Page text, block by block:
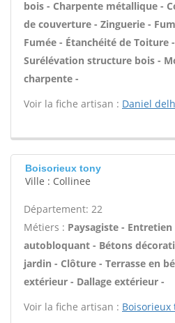
bois - Charpente métallique -
de couverture - Zinguerie -
Fumée - Étanchéité de Toiture
Surélévation structure bois -
charpente -
Voir la fiche artisan : Daniel
Boisorieux tony
Ville : Collinee
Département: 22
Métiers : Paysagiste -
autobloquant - Bétons
jardin - Clôture - Terrasse en
extérieur - Dallage extérieur -
Voir la fiche artisan : Boisorieux